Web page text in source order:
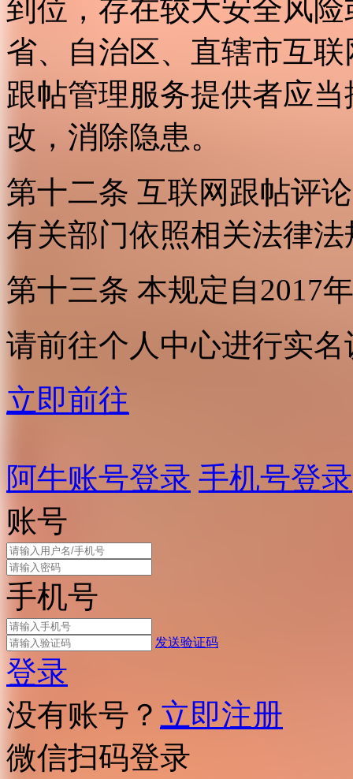
到位，存在较大安全风
省、自治区、直辖市互
跟帖管理服务提供者应
改，消除隐患。
第十二条 互联网跟帖评
有关部门依照相关法律
第十三条 本规定自2017
请前往个人中心进行实名
立即前往
阿牛账号登录 手机号登录
账号
手机号
发送验证码
登录
没有账号？ 立即注册
微信扫码登录